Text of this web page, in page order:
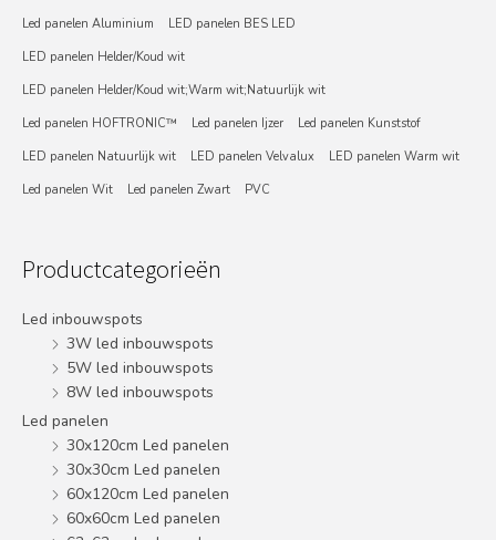
Led panelen Aluminium
LED panelen BES LED
LED panelen Helder/Koud wit
LED panelen Helder/Koud wit;Warm wit;Natuurlijk wit
Led panelen HOFTRONIC™
Led panelen Ijzer
Led panelen Kunststof
LED panelen Natuurlijk wit
LED panelen Velvalux
LED panelen Warm wit
Led panelen Wit
Led panelen Zwart PVC
Productcategorieën
Led inbouwspots
3W led inbouwspots
5W led inbouwspots
8W led inbouwspots
Led panelen
30x120cm Led panelen
30x30cm Led panelen
60x120cm Led panelen
60x60cm Led panelen